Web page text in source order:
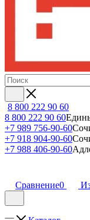
8 800 222 90 60
8 800 222 90 60
+7 989 756-90-60
+7 918 904-90-60
+7 988 406-90-60
Сравнение0